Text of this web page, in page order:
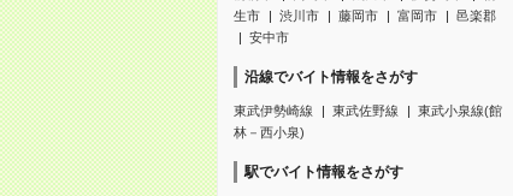
生市
渋川市 藤岡市 富岡市
邑楽郡
安中市
沿線でバイト情報をさがす
東武伊勢崎線 東武佐野線
東武小泉線(館
林－西小泉)
駅でバイト情報をさがす